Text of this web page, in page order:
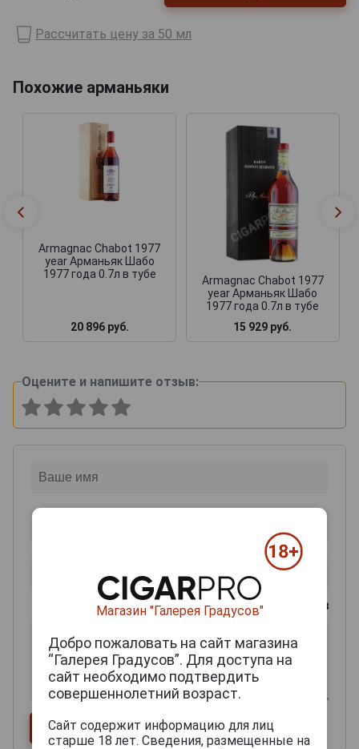
Рассчитать цену за 50 мл
Похожие арманьяки
Armagnac Chabot 1977
year Арманьяк Шабо
1977 года 0.7л в тубе
20 896 руб.
Armagnac Chabot 1977
year Арманьяк Шабо
1977 года 0.7л в тубе
15 929 руб.
Оцените и напишите отзыв:
0из 2000 знаков
Магазин "Галерея Градусов"
Добро пожаловать на сайт магазина
“Галерея Градусов”. Для доступа на
сайт необходимо подтвердить
совершеннолетний возраст.
Сайт содержит информацию для лиц
старше 18 лет. Сведения, размещенные на